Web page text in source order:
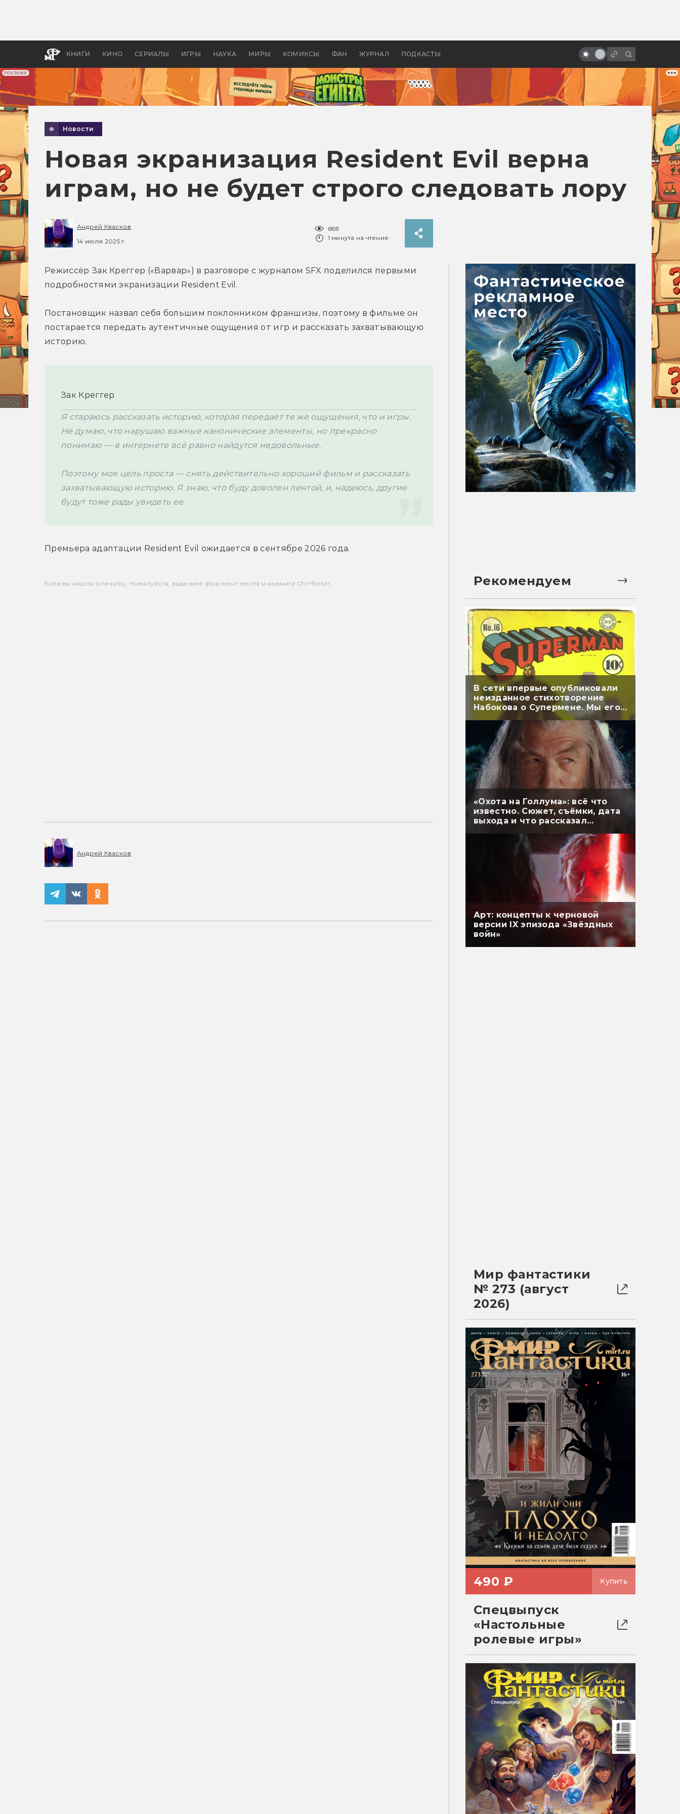
РЕКЛАМА
КНИГИ КИНО СЕРИАЛЫ ИГРЫ НАУКА МИРЫ КОМИКСЫ ФАН ЖУРНАЛ ПОДКАСТЫ
бы «Властелина колец»
Древней Грецией
инопланетян и будущее
Новости
Новая экранизация Resident Evil верна
играм, но не будет строго следовать лору
Андрей Квасков
14 июля 2025 г.
688
1 минута на чтение
Режиссёр Зак Креггер («Варвар») в разговоре с журналом SFX поделился первыми
подробностями экранизации Resident Evil.
Постановщик назвал себя большим поклонником франшизы, поэтому в фильме он
постарается передать аутентичные ощущения от игр и рассказать захватывающую
историю.
Зак Креггер
Я стараюсь рассказать историю, которая передаёт те же ощущения, что и игры.
Не думаю, что нарушаю важные канонические элементы, но прекрасно
понимаю — в интернете всё равно найдутся недовольные.
Поэтому моя цель проста — снять действительно хороший фильм и рассказать
захватывающую историю. Я знаю, что буду доволен лентой, и, надеюсь, другие
Премьера адаптации Resident Evil ожидается в сентябре 2026 года.
Если вы нашли опечатку, пожалуйста, выделите фрагмент текста и нажмите Ctrl+Enter.
Андрей Квасков
Рекомендуем
В сети впервые опубликовали
неизданное стихотворение
Набокова о Супермене. Мы его
перевели
«Охота на Голлума»: всё что
известно. Сюжет, съёмки, дата
выхода и что рассказал
Арт: концепты к черновой
версии IX эпизода «Звёздных
войн»
Мир фантастики
№ 273 (август
2026)
490 ₽ Купить
Спецвыпуск
«Настольные
ролевые игры»